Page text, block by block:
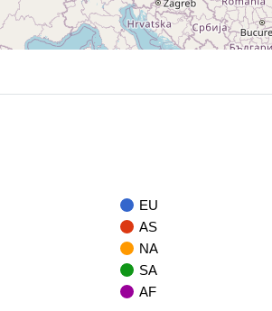
EU
AS
NA
SA
AF